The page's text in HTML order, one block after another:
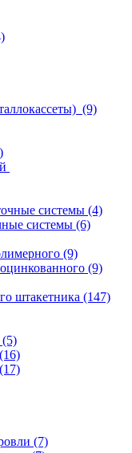
(9)
системы (4)
системы (6)
(9)
(9)
штакетника (147)
(5)
(16)
(17)
(7)